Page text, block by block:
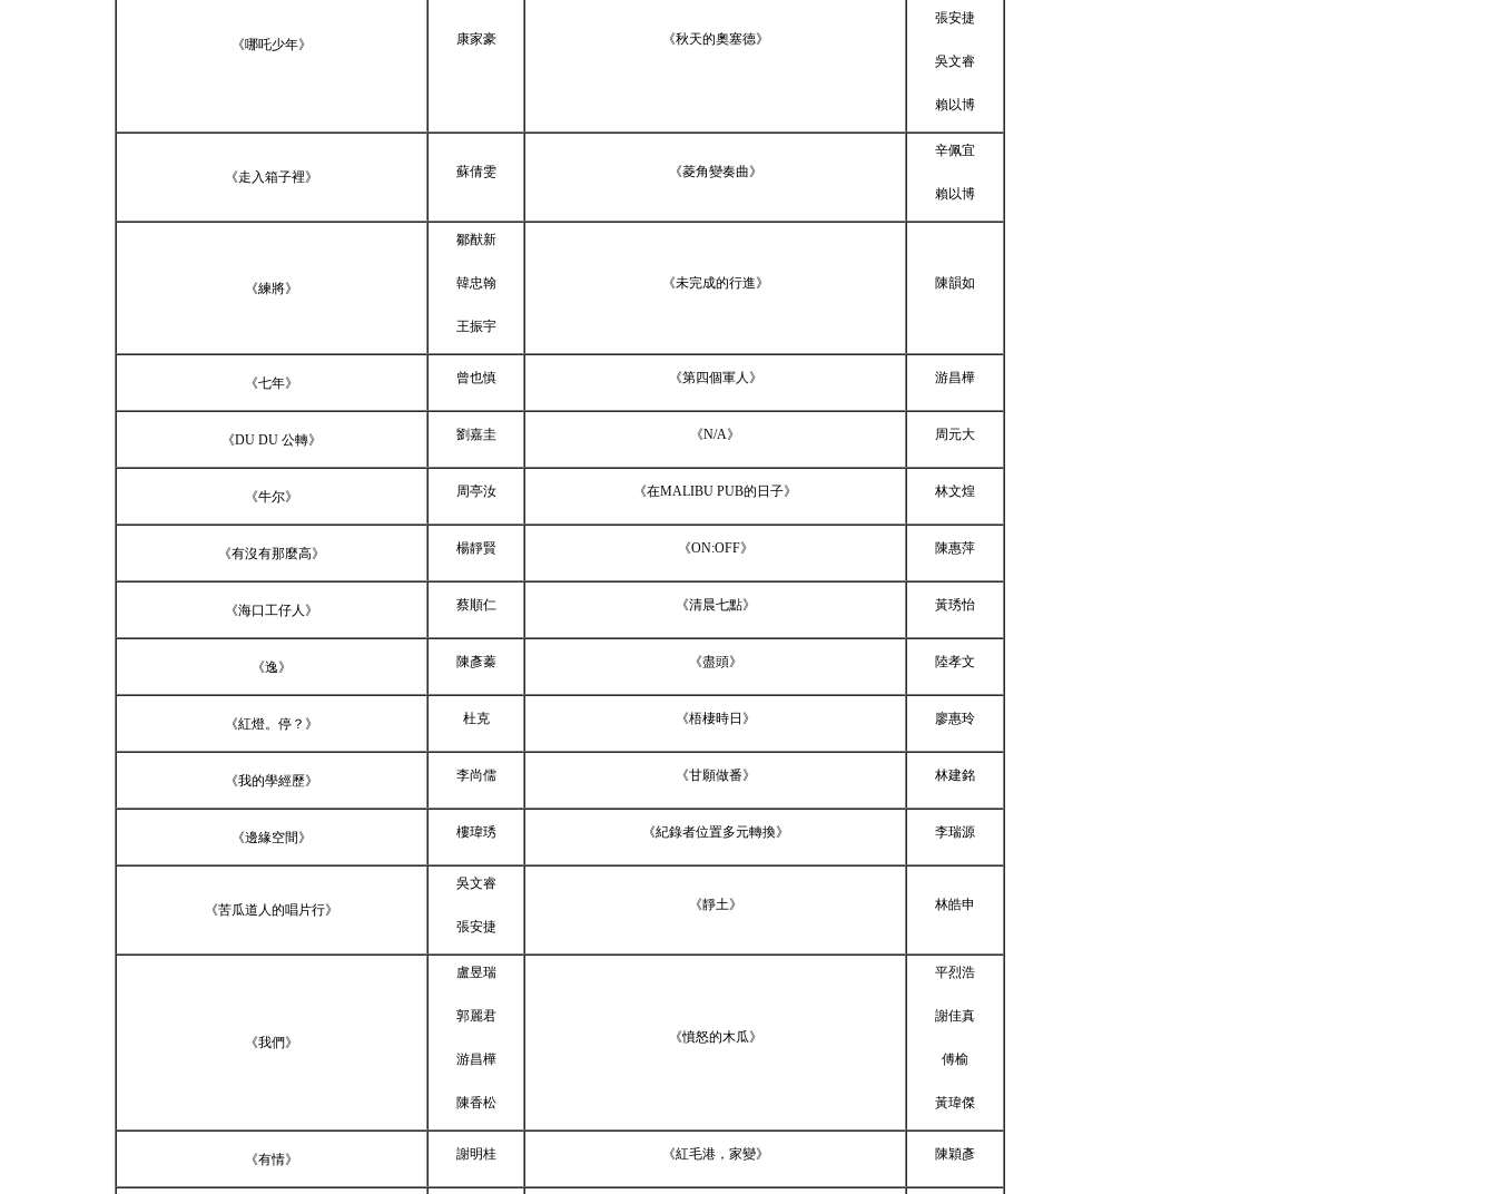
《哪吒少年》 康家豪 《秋天的奧塞德》
張安捷
吳文睿
賴以博
《走入箱子裡》 蘇倩雯 《菱角變奏曲》
辛佩宜
賴以博
《練將》
鄒猷新
韓忠翰
王振宇
《未完成的行進》 陳韻如
《七年》 曾也慎 《第四個軍人》 游昌樺
《DU DU 公轉》 劉嘉圭 《N/A》 周元大
《牛尔》 周亭汝 《在MALIBU PUB的日子》 林文煌
《有沒有那麼高》 楊靜賢 《ON:OFF》 陳惠萍
《海口工仔人》 蔡順仁 《清晨七點》 黃琇怡
《逸》 陳彥蓁 《盡頭》 陸孝文
《紅燈。停？》 杜克 《梧棲時日》 廖惠玲
《我的學經歷》 李尚儒 《甘願做番》 林建銘
《邊緣空間》 樓瑋琇 《紀錄者位置多元轉換》 李瑞源
《苦瓜道人的唱片行》
吳文睿
張安捷
《靜土》 林皓申
《我們》
盧昱瑞
郭麗君
游昌樺
陳香松
《憤怒的木瓜》
平烈浩
謝佳真
傅榆
黃瑋傑
《有情》 謝明桂 《紅毛港，家變》 陳穎彥